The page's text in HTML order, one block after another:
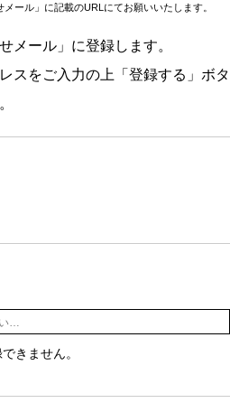
ール」に記載のURLにてお願いいたします。
メール」に登録します。
スをご入力の上「登録する」ボタ
きません。